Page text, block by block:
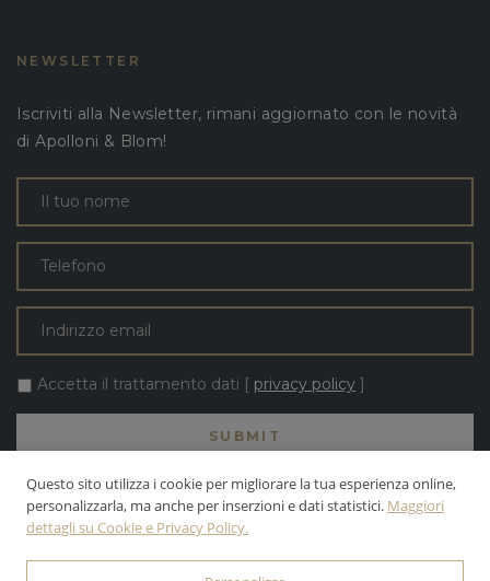
NEWSLETTER
Iscriviti alla Newsletter, rimani aggiornato con le novità
di Apolloni & Blom!
Accetta il trattamento dati [ privacy policy ]
BLOM S.R.L. | INC. ALL RIGHTS RESERVED.
Questo sito utilizza i cookie per migliorare la tua esperienza online,
personalizzarla, ma anche per inserzioni e dati statistici. Maggiori
dettagli su Cookie e Privacy Policy.